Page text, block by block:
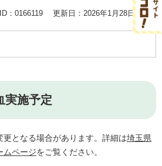
：0166119 更新日：2026年1月28日更新
実施予定
となる場合があります。詳細は埼玉県
ムページをご覧ください。